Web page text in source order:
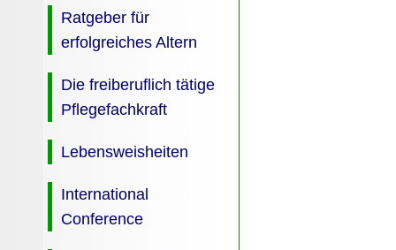
Ratgeber für
erfolgreiches Altern
Die freiberuflich tätige
Pflegefachkraft
Lebensweisheiten
International
Conference